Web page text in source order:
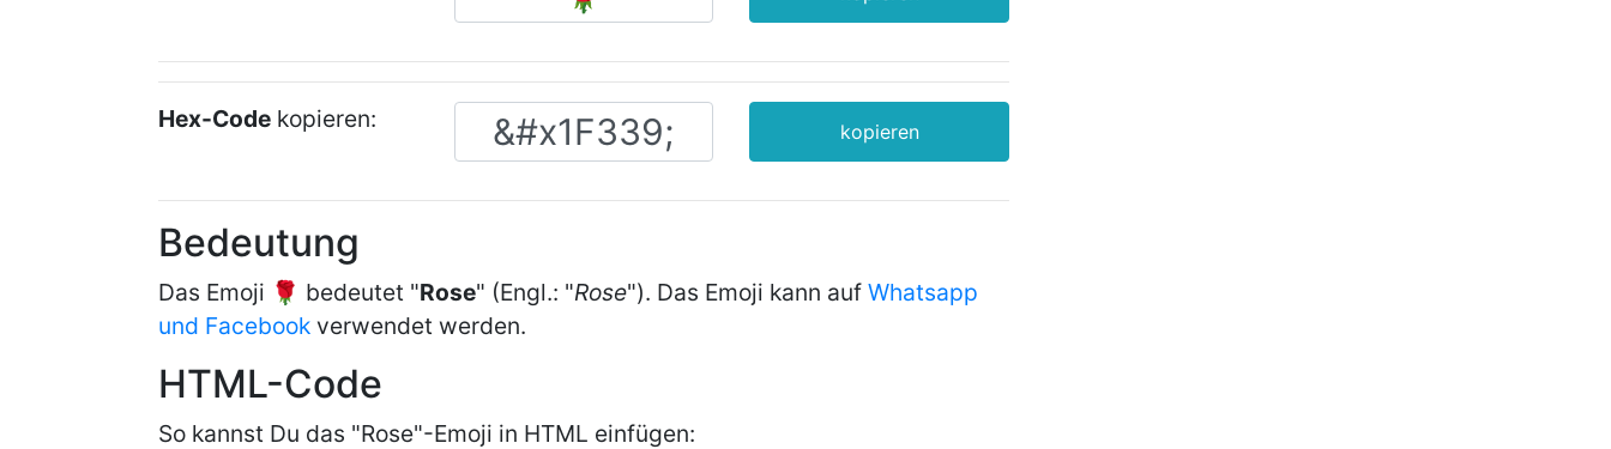
Hex-Code kopieren: kopieren
Bedeutung
Das Emoji 🌹 bedeutet "Rose" (Engl.: "Rose"). Das Emoji kann auf Whatsapp
und Facebook verwendet werden.
HTML-Code
So kannst Du das "Rose"-Emoji in HTML einfügen: